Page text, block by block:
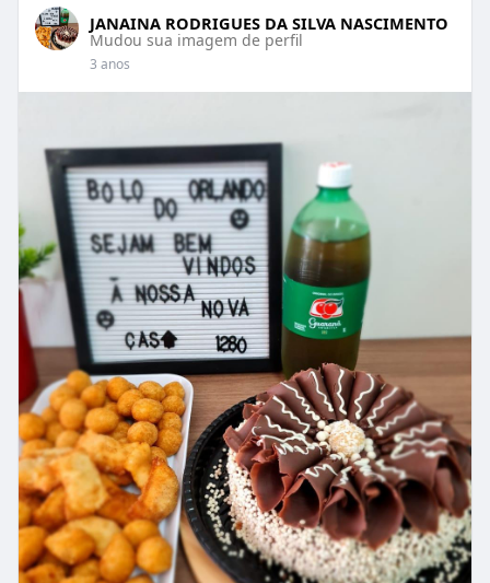
JANAINA RODRIGUES DA SILVA NASCIMENTO
Mudou sua imagem de perfil
3 anos